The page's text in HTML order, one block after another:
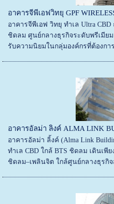
อาคารจีพีเอฟวิทยุ GPF
อาคารจีพีเอฟ วิทยุ ทำเล Ultra
ชิดลม ศูนย์กลางธุรกิจระดับพรีเมีย
รับความนิยมในกลุ่มองค์กรที่ต้องกา
อาคารอัลม่า ลิงค์ ALMA LINK
อาคารอัลม่า ลิ้งค์ (Alma Link
ทำเล CBD ใกล้ BTS ชิดลม เดินเ
ชิดลม–เพลินจิต ใกล้ศูนย์กลางธุรกิ